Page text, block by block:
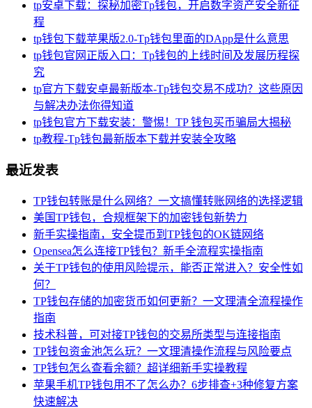
tp安卓下载：探秘加密Tp钱包，开启数字资产安全新征
程
tp钱包下载苹果版2.0-Tp钱包里面的DApp是什么意思
tp钱包官网正版入口：Tp钱包的上线时间及发展历程探
究
tp官方下载安卓最新版本-Tp钱包交易不成功？这些原因
与解决办法你得知道
tp钱包官方下载安装：警惕！TP 钱包买币骗局大揭秘
tp教程-Tp钱包最新版本下载并安装全攻略
最近发表
TP钱包转账是什么网络？一文搞懂转账网络的选择逻辑
美国TP钱包，合规框架下的加密钱包新势力
新手实操指南，安全提币到TP钱包的OK链网络
Opensea怎么连接TP钱包？新手全流程实操指南
关于TP钱包的使用风险提示，能否正常进入？安全性如
何？
TP钱包存储的加密货币如何更新？一文理清全流程操作
指南
技术科普，可对接TP钱包的交易所类型与连接指南
TP钱包资金池怎么玩？一文理清操作流程与风险要点
TP钱包怎么查看余额？超详细新手实操教程
苹果手机TP钱包用不了怎么办？6步排查+3种修复方案
快速解决